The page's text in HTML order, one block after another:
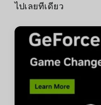
ไปเลยทีเดียว